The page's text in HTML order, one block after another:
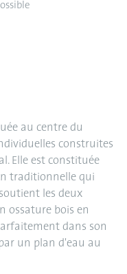
au centre du
construites
Elle est constituée
traditionnelle qui
les deux
ossature bois en
dans son
un plan d'eau au